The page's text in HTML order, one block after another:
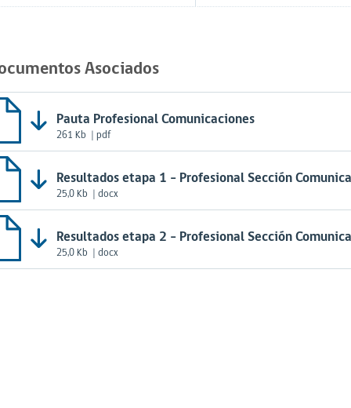
Asociados
Pauta Profesional Comunicaciones
261 Kb | pdf
Resultados etapa 1 - Profesional Sección
25,0 Kb | docx
Resultados etapa 2 - Profesional Sección
25,0 Kb | docx